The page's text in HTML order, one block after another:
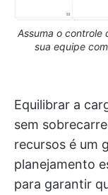
Assuma o controle
sua equipe
Equilibrar a
sem
recursos é um
planejamento
para garantir